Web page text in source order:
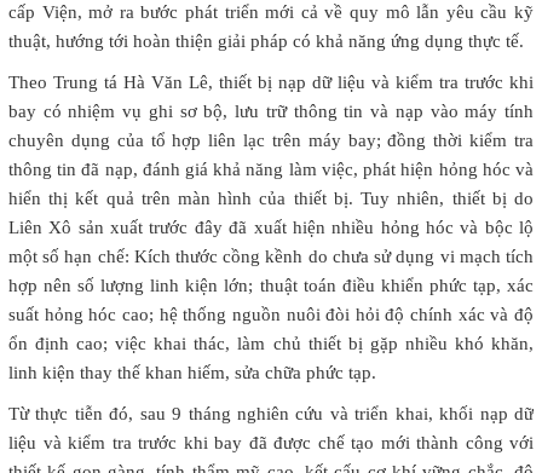
cấp Viện, mở ra bước phát triển mới cả về quy mô lẫn yêu cầu kỹ
thuật, hướng tới hoàn thiện giải pháp có khả năng ứng dụng thực tế.
Theo Trung tá Hà Văn Lê, thiết bị nạp dữ liệu và kiểm tra trước khi
bay có nhiệm vụ ghi sơ bộ, lưu trữ thông tin và nạp vào máy tính
chuyên dụng của tổ hợp liên lạc trên máy bay; đồng thời kiểm tra
thông tin đã nạp, đánh giá khả năng làm việc, phát hiện hỏng hóc và
hiển thị kết quả trên màn hình của thiết bị. Tuy nhiên, thiết bị do
Liên Xô sản xuất trước đây đã xuất hiện nhiều hỏng hóc và bộc lộ
một số hạn chế: Kích thước cồng kềnh do chưa sử dụng vi mạch tích
hợp nên số lượng linh kiện lớn; thuật toán điều khiển phức tạp, xác
suất hỏng hóc cao; hệ thống nguồn nuôi đòi hỏi độ chính xác và độ
ổn định cao; việc khai thác, làm chủ thiết bị gặp nhiều khó khăn,
linh kiện thay thế khan hiếm, sửa chữa phức tạp.
Từ thực tiễn đó, sau 9 tháng nghiên cứu và triển khai, khối nạp dữ
liệu và kiểm tra trước khi bay đã được chế tạo mới thành công với